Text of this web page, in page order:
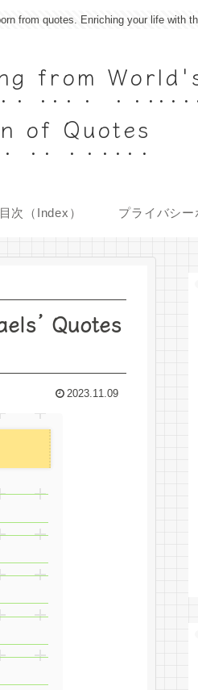
from quotes. Enriching your life with
from
of Quotes
目次（Index） プライバシー
（Policy
Quotes
2023.11.09